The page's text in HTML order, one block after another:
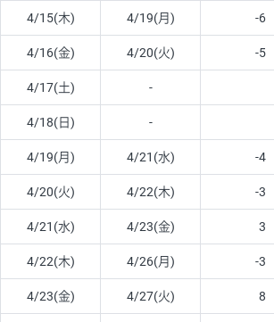
4/15(木) 4/19(月) -6
4/16(金) 4/20(火) -5
4/17(土) -
4/18(日) -
4/19(月) 4/21(水) -4
4/20(火) 4/22(木) -3
4/21(水) 4/23(金) 3
4/22(木) 4/26(月) -3
4/23(金) 4/27(火) 8